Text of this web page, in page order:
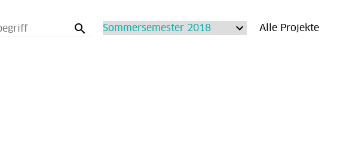
search Alle Projekte